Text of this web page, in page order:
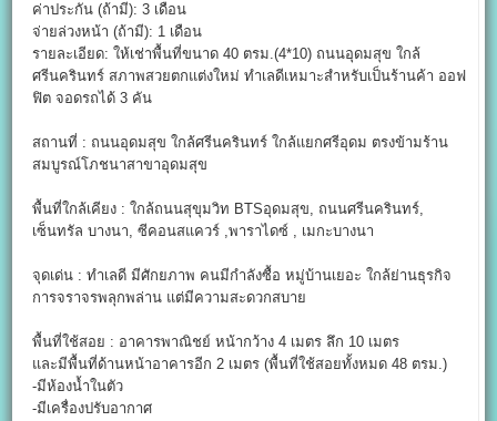
ค่าประกัน (ถ้ามี): 3 เดือน
จ่ายล่วงหน้า (ถ้ามี): 1 เดือน
รายละเอียด: ให้เช่าพื้นที่ขนาด 40 ตรม.(4*10) ถนนอุดมสุข ใกล้
ศรีนครินทร์ สภาพสวยตกแต่งใหม่ ทำเลดีเหมาะสำหรับเป็นร้านค้า ออฟ
ฟิต จอดรถได้ 3 คัน
สถานที่ : ถนนอุดมสุข ใกล้ศรีนครินทร์ ใกล้แยกศรีอุดม ตรงข้ามร้าน
สมบูรณ์โภชนาสาขาอุดมสุข
พื้นที่ใกล้เคียง : ใกล้ถนนสุขุมวิท BTSอุดมสุข, ถนนศรีนครินทร์,
เซ็นทรัล บางนา, ซีคอนสแควร์ ,พาราไดซ์ , เมกะบางนา
จุดเด่น : ทำเลดี มีศักยภาพ คนมีกำลังซื้อ หมู่บ้านเยอะ ใกล้ย่านธุรกิจ
การจราจรพลุกพล่าน แต่มีความสะดวกสบาย
พื้นที่ใช้สอย : อาคารพาณิชย์ หน้ากว้าง 4 เมตร ลึก 10 เมตร
และมีพื้นที่ด้านหน้าอาคารอีก 2 เมตร (พื้นที่ใช้สอยทั้งหมด 48 ตรม.)
-มีห้องน้ำในตัว
-มีเครื่องปรับอากาศ